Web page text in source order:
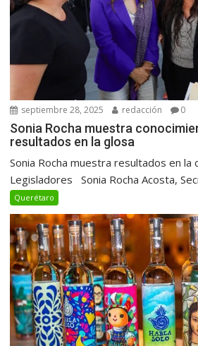
septiembre 28, 2025 redacción 0
Sonia Rocha muestra
resultados en la glosa
Sonia Rocha muestra resultados en la
Legisladores Sonia Rocha Acosta,
Querétaro